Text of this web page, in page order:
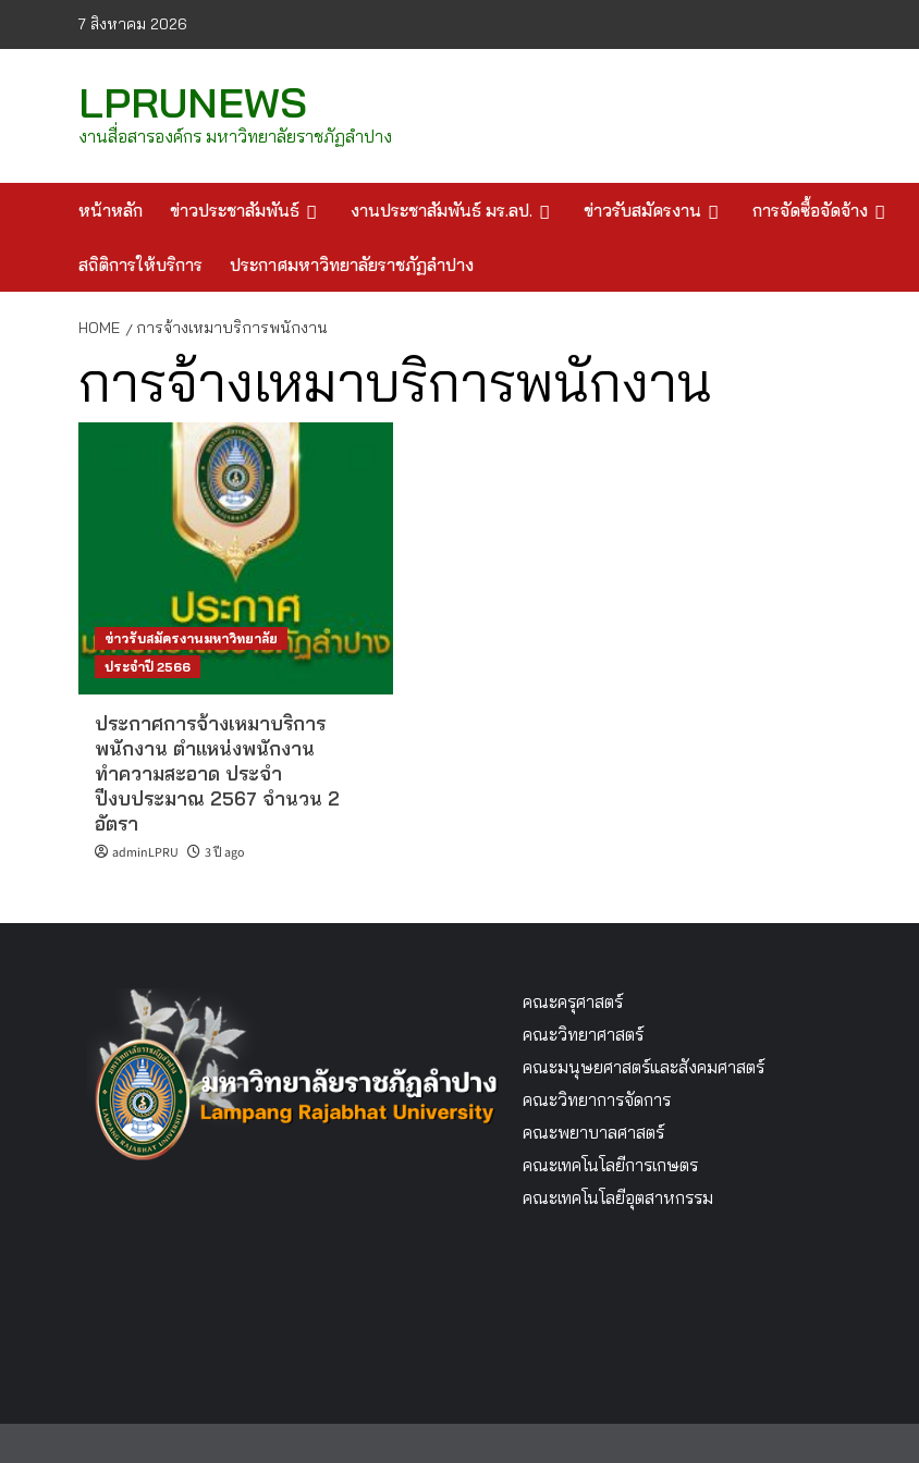
7 สิงหาคม 2026
LPRUNEWS
งานสื่อสารองค์กร มหาวิทยาลัยราชภัฏลำปาง
หน้าหลัก ข่าวประชาสัมพันธ์ งานประชาสัมพันธ์ มร.ลป. ข่าวรับสมัครงาน การจัดซื้อจัดจ้าง
สถิติการให้บริการ ประกาศมหาวิทยาลัยราชภัฏลำปาง
HOME การจ้างเหมาบริการพนักงาน
การจ้างเหมาบริการพนักงาน
ข่าวรับสมัครงานมหาวิทยาลัย
ประจำปี 2566
ประกาศการจ้างเหมาบริการ
พนักงาน ตำแหน่งพนักงาน
ทำความสะอาด ประจำ
ปีงบประมาณ 2567 จำนวน 2
อัตรา
adminLPRU 3 ปี ago
คณะครุศาสตร์
คณะวิทยาศาสตร์
คณะมนุษยศาสตร์และสังคมศาสตร์
คณะวิทยาการจัดการ
คณะพยาบาลศาสตร์
คณะเทคโนโลยีการเกษตร
คณะเทคโนโลยีอุตสาหกรรม